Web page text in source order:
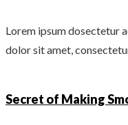
Lorem ipsum dosectetur
dolor sit amet,
Secret of Making